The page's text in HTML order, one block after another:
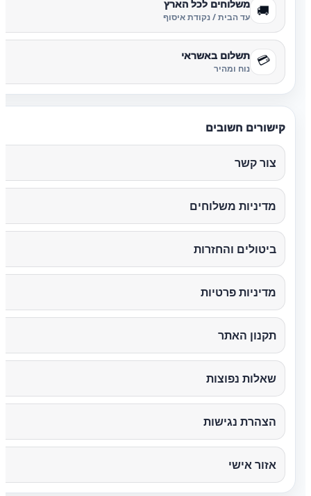
🚚 משלוחים לכל הארץ
עד הבית / נקודת איסוף
💳 תשלום באשראי
נוח ומהיר
קישורים חשובים
צור קשר
מדיניות משלוחים
ביטולים והחזרות
מדיניות פרטיות
תקנון האתר
שאלות נפוצות
הצהרת נגישות
אזור אישי